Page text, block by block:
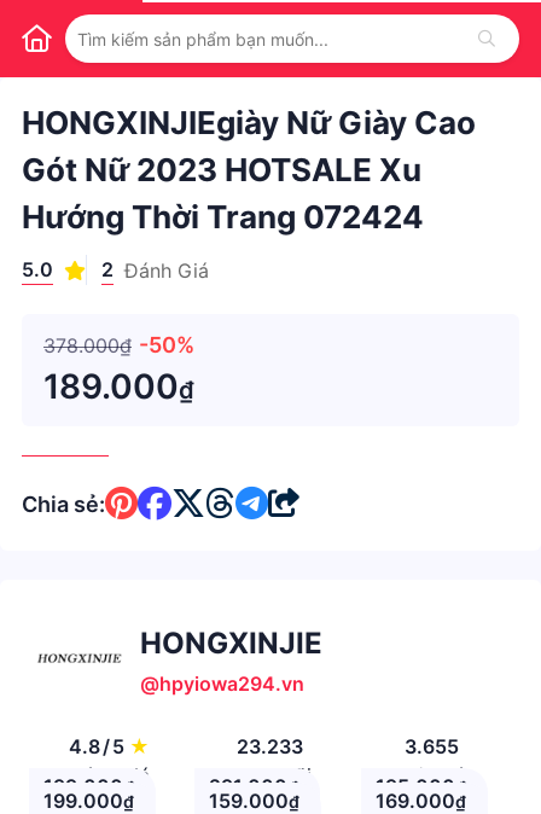
/ 1
HONGXINJIEgiày Nữ Giày Cao
Gót Nữ 2023 HOTSALE Xu
Hướng Thời Trang 072424
5.0 2 Đánh Giá
378.000₫ -50%
189.000₫
Chia sẻ:
HONGXINJIE
@hpyiowa294.vn
4.8/5 ★
Đánh giá
23.233
Theo Dõi
3.655
Nhận xét
199.000 ₫ 291.000 ₫ 195.000 ₫
199.000₫ 159.000₫ 169.000₫